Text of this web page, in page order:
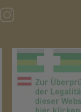
(öffnet in neuem Tab)